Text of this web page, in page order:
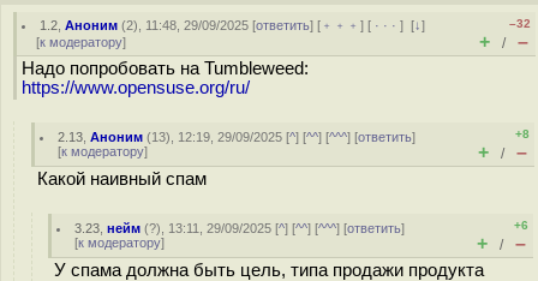
1.2 ,Аноним (2), 11:48, 29/09/2025 [ответить] [ ﹢﹢﹢] [ · · ·][↓]
[к модератору]
–32
+ / –
Надо попробовать на Tumbleweed:
https://www.opensuse.org/ru/
2.13 ,Аноним (13), 12:19, 29/09/2025 [^] [^^] [^^^] [ответить]
[к модератору]
+8
+ / –
Какой наивный спам
3.23 ,нейм (?), 13:11, 29/09/2025 [^] [^^] [^^^] [ответить]
[к модератору]
+6
+ / –
У спама должна быть цель, типа продажи продукта